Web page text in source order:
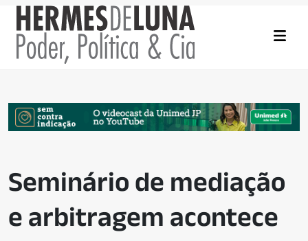
Seminário de mediação
e arbitragem acontece